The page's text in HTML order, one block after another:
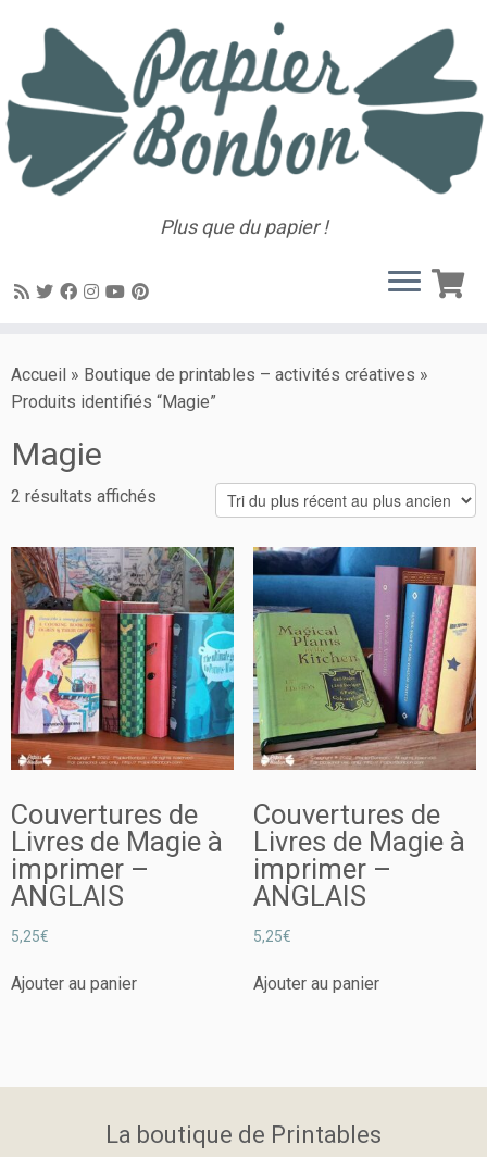
Plus que du papier !
Accueil » Boutique de printables – activités créatives »
Produits identifiés “Magie”
Magie
2 résultats affichés
Couvertures de
Livres de Magie à
imprimer –
ANGLAIS
5,25€
Ajouter au panier
Couvertures de
Livres de Magie à
imprimer –
ANGLAIS
5,25€
Ajouter au panier
La boutique de Printables